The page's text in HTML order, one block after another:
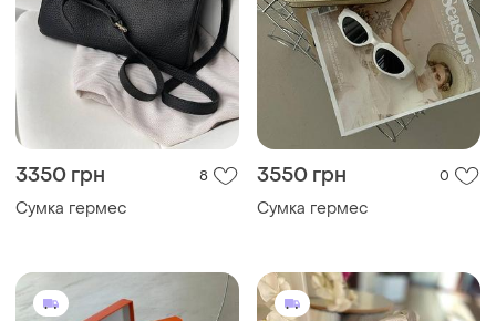
3350 грн 8
Сумка гермес
3550 грн 0
Сумка гермес